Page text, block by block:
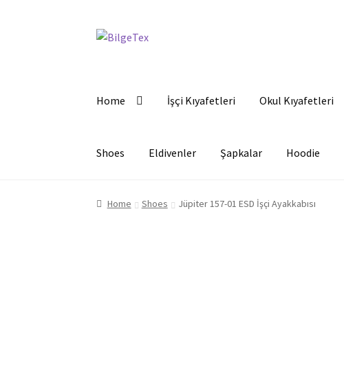
Skip
Skip
Home İşçi Kıyafetleri Okul Kıyafetleri
Shoes Eldivenler Şapkalar Hoodie
Home Shoes Jüpiter 157-01 ESD İşçi Ayakkabısı